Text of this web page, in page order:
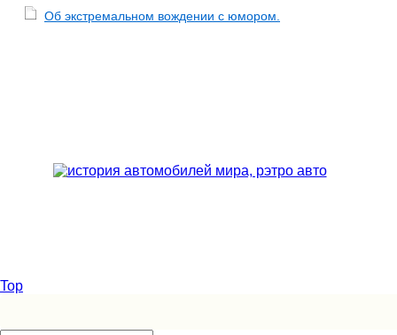
Об экстремальном вождении с юмором.
Top